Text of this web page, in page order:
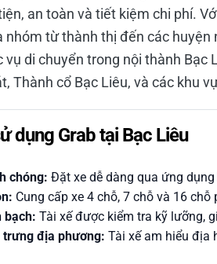
an toàn và tiết kiệm chi phí.
nhóm từ thành thị đến các
vụ di chuyển trong nội thành
Thành cổ Bạc Liêu, và các khu
dụng Grab tại Bạc Liêu
chóng: Đặt xe dễ dàng qua ứng
Cung cấp xe 4 chỗ, 7 chỗ và 16
bạch: Tài xế được kiểm tra kỹ lưỡng,
trưng địa phương: Tài xế am hiểu địa